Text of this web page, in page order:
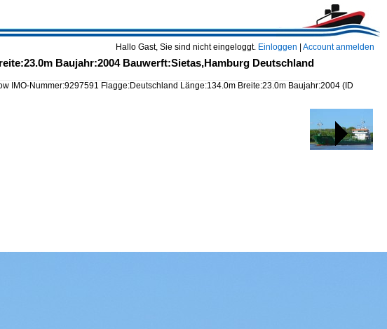
Hallo Gast, Sie sind nicht eingeloggt. Einloggen Account anmelden
Baujahr:2004 Bauwerft:Sietas,Hamburg Deutschland
IMO-Nummer:9297591 Flagge:Deutschland Länge:134.0m Breite:23.0m Baujahr:2004 (ID